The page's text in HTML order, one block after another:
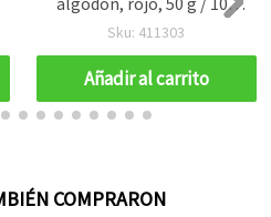
m
Sku: 411303
Añadir al carrito
COMPRARON